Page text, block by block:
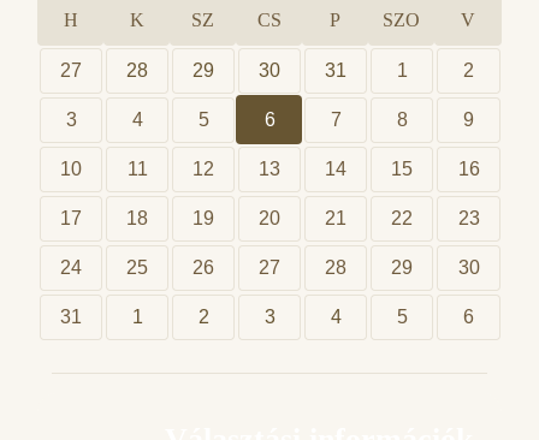
H K SZ CS P SZO V
27 28 29 30 31 1 2
3 4 5 6 7 8 9
10 11 12 13 14 15 16
17 18 19 20 21 22 23
24 25 26 27 28 29 30
31 1 2 3 4 5 6